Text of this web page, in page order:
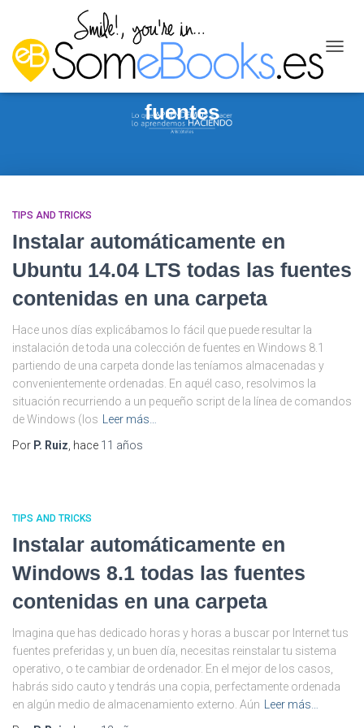
fuentes
TIPS AND TRICKS
Instalar automáticamente en
Ubuntu 14.04 LTS todas las fuentes
contenidas en una carpeta
Hace unos días explicábamos lo fácil que puede resultar la
instalación de toda una colección de fuentes en Windows 8.1
partiendo de una carpeta donde las teníamos almacenadas y
convenientemente ordenadas. En aquél caso, resolvimos la
situación recurriendo a un pequeño script de la línea de comandos
de Windows (los
Leer más…
Por P. Ruiz , hace 11 años
TIPS AND TRICKS
Instalar automáticamente en
Windows 8.1 todas las fuentes
contenidas en una carpeta
Imagina que has dedicado horas y horas a buscar por Internet tus
fuentes preferidas y, un buen día, necesitas reinstalar tu sistema
operativo, o te cambiar de ordenador. En el mejor de los casos,
habrás sido cauto y tendrás una copia, perfectamente ordenada
en algún medio de almacenamiento externo. Aún
Leer más…